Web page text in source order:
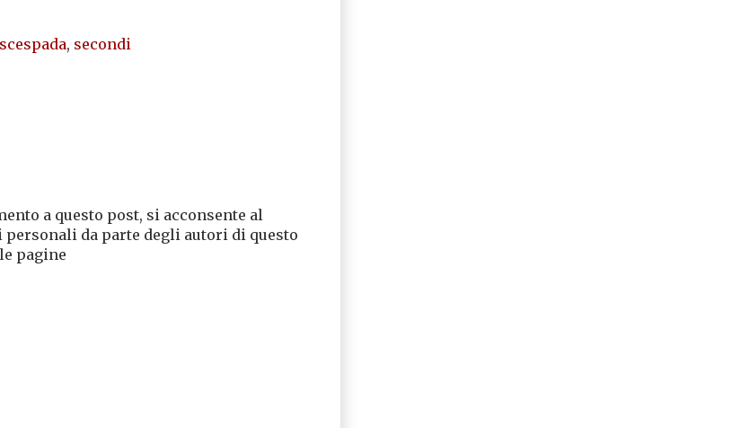
, secondi
a questo post, si acconsente al
da parte degli autori di questo
pagine